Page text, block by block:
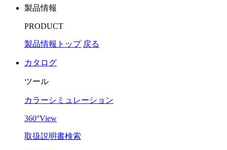
製品情報
PRODUCT
製品情報トップ 戻る
カタログ
ツール
カラーシミュレーション
360°View
取扱説明書検索